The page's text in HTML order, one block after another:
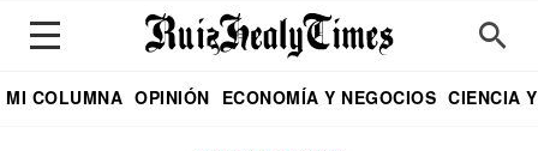
MI COLUMNA OPINIÓN ECONOMÍA Y NEGOCIOS CIENCIA